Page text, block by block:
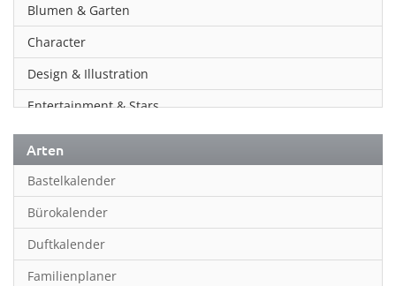
Blumen & Garten
Character
Design & Illustration
Entertainment & Stars
Erotik
Essen & Trinken
Familienplaner
Fantasy
Film
Arten
Bastelkalender
Bürokalender
Duftkalender
Familienplaner